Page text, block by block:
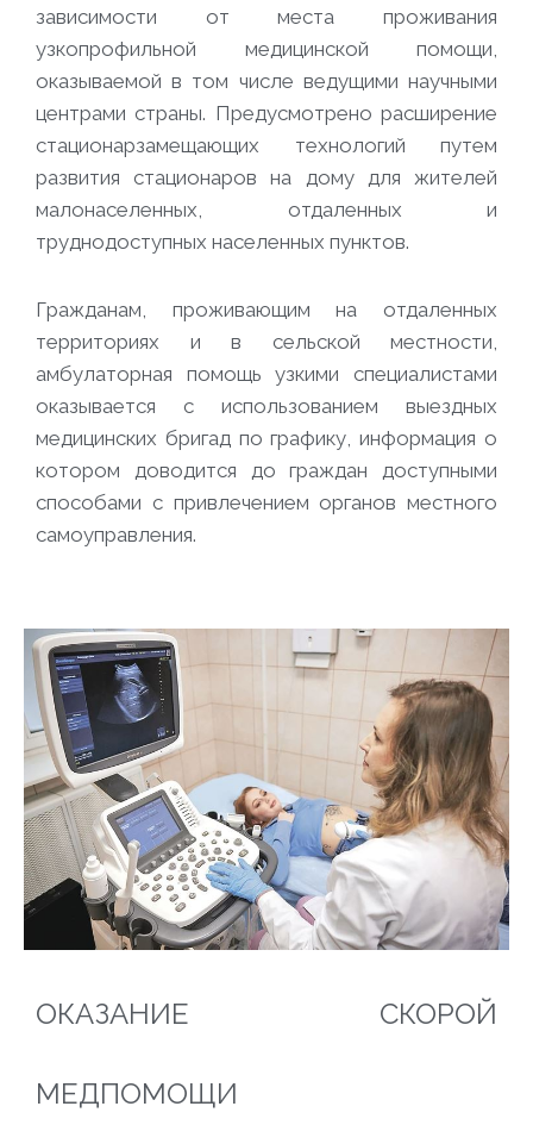
зависимости от места проживания
узкопрофильной медицинской помощи,
оказываемой в том числе ведущими научными
центрами страны. Предусмотрено расширение
стационарзамещающих технологий путем
развития стационаров на дому для жителей
малонаселенных, отдаленных и
труднодоступных населенных пунктов.
Гражданам, проживающим на отдаленных
территориях и в сельской местности,
амбулаторная помощь узкими специалистами
оказывается с использованием выездных
медицинских бригад по графику, информация о
котором доводится до граждан доступными
способами с привлечением органов местного
самоуправления.
ОКАЗАНИЕ СКОРОЙ
МЕДПОМОЩИ